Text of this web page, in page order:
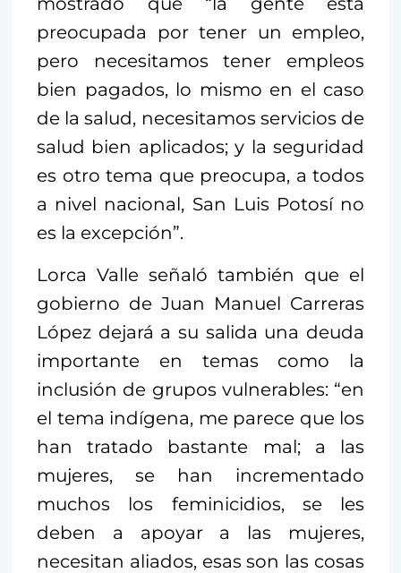
preocupada por tener un empleo,
pero necesitamos tener empleos
bien pagados, lo mismo en el caso
de la salud, necesitamos servicios de
salud bien aplicados; y la seguridad
es otro tema que preocupa, a todos
a nivel nacional, San Luis Potosí no
es la excepción”.
Lorca Valle señaló también que el
gobierno de Juan Manuel Carreras
López dejará a su salida una deuda
importante en temas como la
inclusión de grupos vulnerables: “en
el tema indígena, me parece que los
han tratado bastante mal; a las
mujeres, se han incrementado
muchos los feminicidios, se les
deben a apoyar a las mujeres,
necesitan aliados, esas son las cosas